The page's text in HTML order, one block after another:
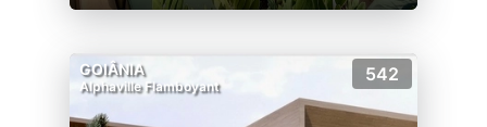
GOIÂNIA
Alphaville Flamboyant
542